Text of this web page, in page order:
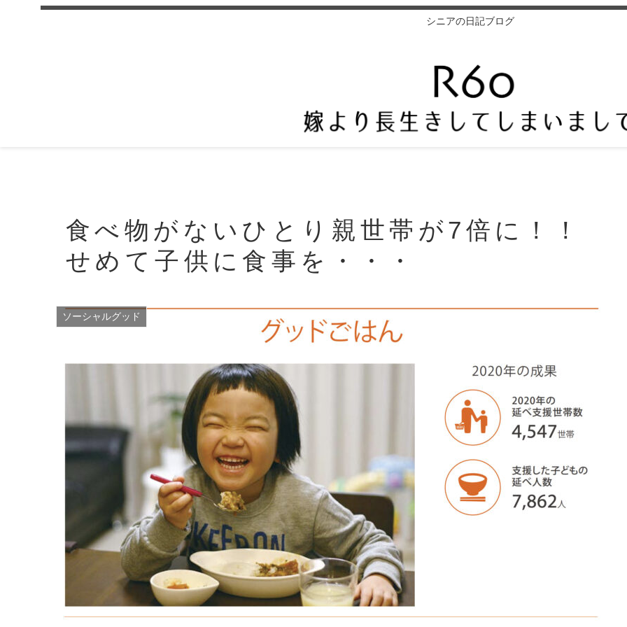
シニアの日記ブログ
食べ物がないひとり親世帯が7倍に！！
せめて子供に食事を・・・
ソーシャルグッド